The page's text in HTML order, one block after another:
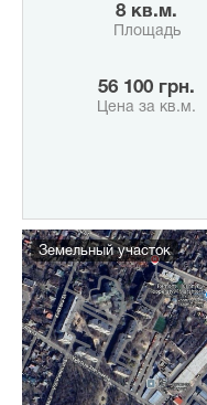
8 кв.м.
Площадь
56 100 грн.
Цена за кв.м.
Земельный участок